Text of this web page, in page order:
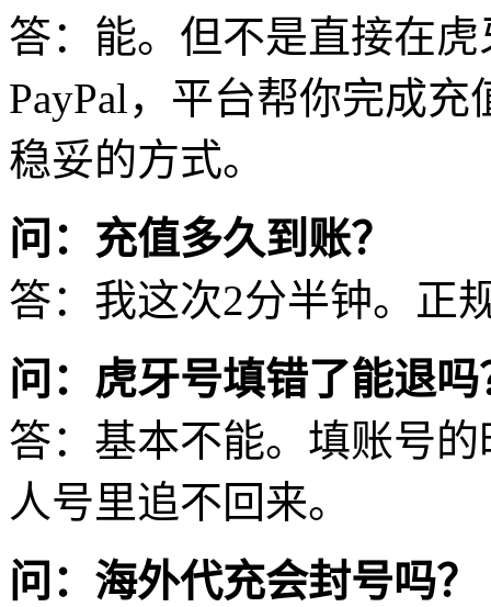
答：能。但不是直接在
PayPal，平台帮你完成充
稳妥的方式。
问：充值多久到账？
答：我这次2分半钟。正
问：虎牙号填错了能退吗
答：基本不能。填账号
人号里追不回来。
问：海外代充会封号吗？